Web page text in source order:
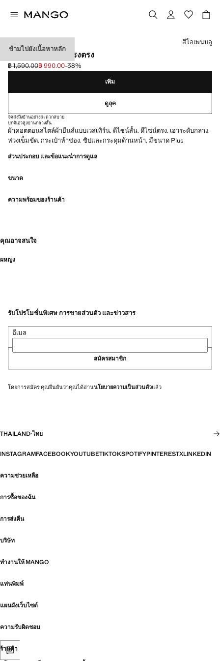
ข้ามไปยังเนื้อหาหลัก
กางเกงยีนส์ขาสั้นทรงตรง
ลดราคาเริ่มต้น [฿ 1,590.00 ]
฿ 1,590.00
ราคาปัจจุบัน [฿ 990.00 ]
฿ 990.00-38%
เลือกสี
สีโอเพนบลู
เพิ่ม
ดูลุค
จัดส่งถึงบ้านอย่างสะดวกสบาย
ปกติเอวสูงปานกลางสั้น
ผ้าคอตตอนสไตล์ผ้ายีนส์แบบเวสเทิร์น. ดีไซน์สั้น. ดีไซน์ตรง. เอวระดับกลาง.
ห่วงเข็มขัด. กระเป๋าห้าช่อง. ซิปและกระดุมด้านหน้า. มีขนาด Plus
ส่วนประกอบ และข้อแนะนำการดูแล
ขนาด
ความพร้อมของร้านค้า
คุณอาจสนใจ
ผหญง
รับโปรโมชั่นพิเศษ การขายส่วนตัว และข่าวสาร
อีเมล
สมัครสมาชิก
โดยการสมัคร คุณยืนยันว่าคุณได้อ่านนโยบายความเป็นส่วนตัวแล้ว
THAILAND·ไทย
INSTAGRAMFACEBOOKYOUTUBETIKTOKSPOTIFYPINTERESTXLINKEDIN
ความช่วยเหลือ
การซื้อของฉัน
การส่งคืน
บริษัท
ทำงานให้ MANGO
แท่นพิมพ์
แผนผังเว็บไซต์
ความรับผิดชอบ
ร้านค้า